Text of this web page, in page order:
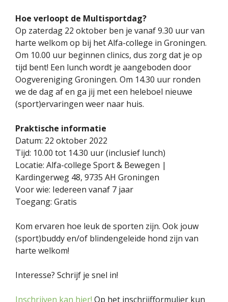
Hoe verloopt de Multisportdag?
Op zaterdag 22 oktober ben je vanaf 9.30 uur van
harte welkom op bij het Alfa-college in Groningen.
Om 10.00 uur beginnen clinics, dus zorg dat je op
tijd bent! Een lunch wordt je aangeboden door
Oogvereniging Groningen. Om 14.30 uur ronden
we de dag af en ga jij met een heleboel nieuwe
(sport)ervaringen weer naar huis.
Praktische informatie
Datum: 22 oktober 2022
Tijd: 10.00 tot 14.30 uur (inclusief lunch)
Locatie: Alfa-college Sport & Bewegen |
Kardingerweg 48, 9735 AH Groningen
Voor wie: Iedereen vanaf 7 jaar
Toegang: Gratis
Kom ervaren hoe leuk de sporten zijn. Ook jouw
(sport)buddy en/of blindengeleide hond zijn van
harte welkom!
Interesse? Schrijf je snel in!
Inschrijven kan hier! Op het inschrijfformulier kun